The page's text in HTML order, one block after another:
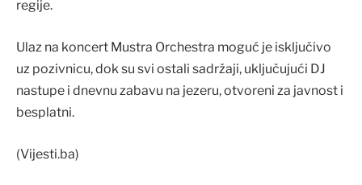
regije.
Ulaz na koncert Mustra Orchestra moguć je isključivo
uz pozivnicu, dok su svi ostali sadržaji, uključujući DJ
nastupe i dnevnu zabavu na jezeru, otvoreni za javnost i
besplatni.
(Vijesti.ba)